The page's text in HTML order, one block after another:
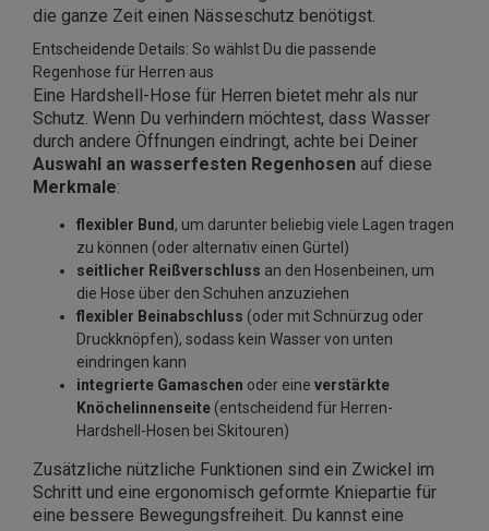
die ganze Zeit einen Nässeschutz benötigst.
Entscheidende Details: So wählst Du die passende
Regenhose für Herren aus
Eine Hardshell-Hose für Herren bietet mehr als nur
Schutz. Wenn Du verhindern möchtest, dass Wasser
durch andere Öffnungen eindringt, achte bei Deiner
Auswahl an wasserfesten Regenhosen auf diese
Merkmale:
flexibler Bund , um darunter beliebig viele Lagen tragen
zu können (oder alternativ einen Gürtel)
seitlicher Reißverschluss an den Hosenbeinen, um
die Hose über den Schuhen anzuziehen
flexibler Beinabschluss (oder mit Schnürzug oder
Druckknöpfen), sodass kein Wasser von unten
eindringen kann
integrierte Gamaschen oder eine verstärkte
Knöchelinnenseite (entscheidend für Herren-
Hardshell-Hosen bei Skitouren)
Zusätzliche nützliche Funktionen sind ein Zwickel im
Schritt und eine ergonomisch geformte Kniepartie für
eine bessere Bewegungsfreiheit. Du kannst eine